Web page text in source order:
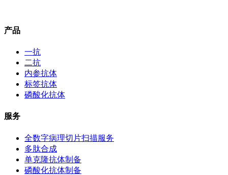
产品
一抗
二抗
内参抗体
标签抗体
磷酸化抗体
服务
全数字病理切片扫描服务
多肽合成
单克隆抗体制备
磷酸化抗体制备